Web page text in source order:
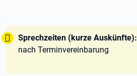
Tipp:
Sprechzeiten (kurze Auskünfte):
nach Terminvereinbarung